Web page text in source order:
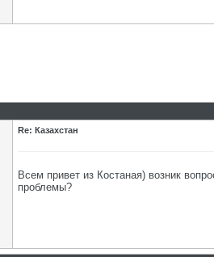
Re: Казахстан
Всем привет из Костаная) возник
проблемы?